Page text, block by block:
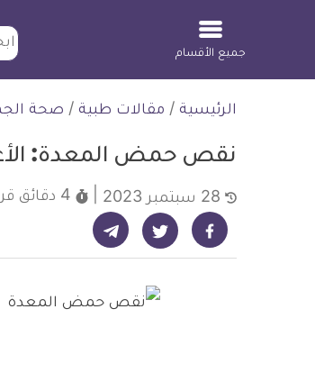
جميع الأقسام
الرئيسية / مقالات طبية / صحة
نقص حمض المعدة:
4 دقائق
شارك على فيسبوك - ديلي ميديكال انفو شارك على تويتر - ديلي ميديكال انفو شارك على تيليجرام - ديلي ميديكال انفو